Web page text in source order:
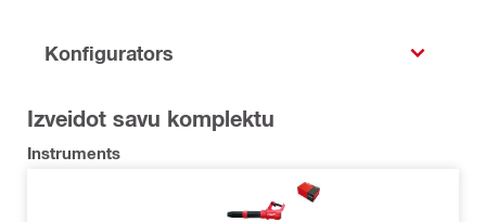
Konfigurators
Izveidot savu komplektu
Instruments